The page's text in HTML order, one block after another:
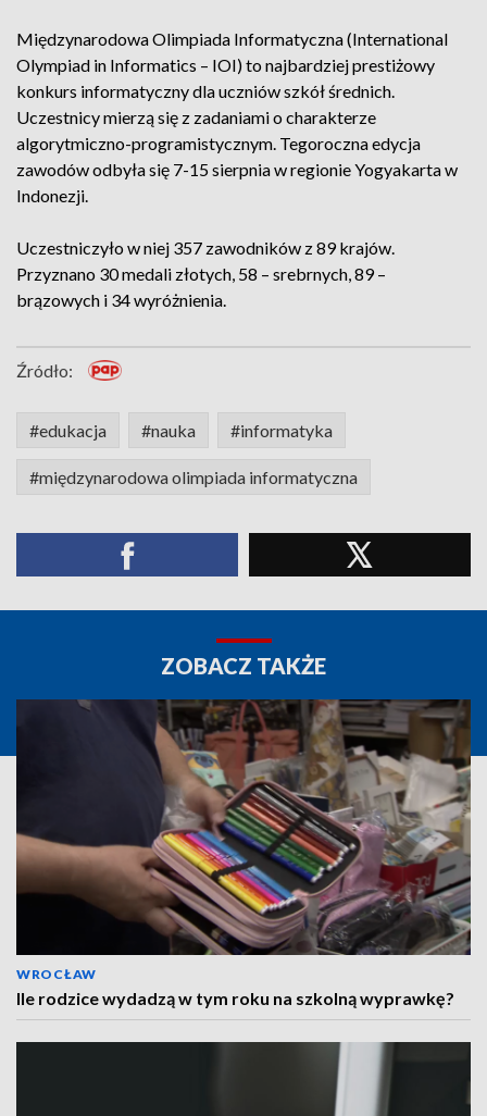
Międzynarodowa Olimpiada Informatyczna (International
Olympiad in Informatics – IOI) to najbardziej prestiżowy
konkurs informatyczny dla uczniów szkół średnich.
Uczestnicy mierzą się z zadaniami o charakterze
algorytmiczno-programistycznym. Tegoroczna edycja
zawodów odbyła się 7-15 sierpnia w regionie Yogyakarta w
Indonezji.
Uczestniczyło w niej 357 zawodników z 89 krajów.
Przyznano 30 medali złotych, 58 – srebrnych, 89 –
brązowych i 34 wyróżnienia.
Źródło:
#edukacja #nauka #informatyka
#międzynarodowa olimpiada informatyczna
ZOBACZ TAKŻE
WROCŁAW
Ile rodzice wydadzą w tym roku na szkolną wyprawkę?